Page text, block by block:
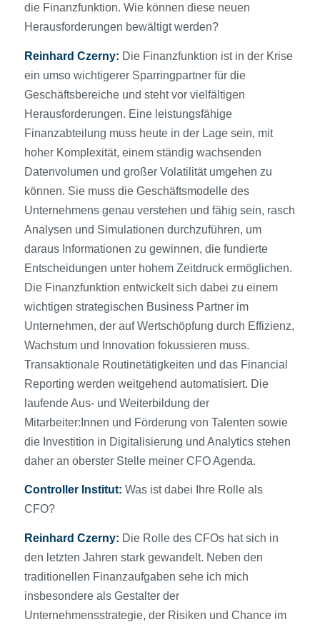
die Finanzfunktion. Wie können diese neuen
Herausforderungen bewältigt werden?
Reinhard Czerny: Die Finanzfunktion ist in der Krise
ein umso wichtigerer Sparringpartner für die
Geschäftsbereiche und steht vor vielfältigen
Herausforderungen. Eine leistungsfähige
Finanzabteilung muss heute in der Lage sein, mit
hoher Komplexität, einem ständig wachsenden
Datenvolumen und großer Volatilität umgehen zu
können. Sie muss die Geschäftsmodelle des
Unternehmens genau verstehen und fähig sein, rasch
Analysen und Simulationen durchzuführen, um
daraus Informationen zu gewinnen, die fundierte
Entscheidungen unter hohem Zeitdruck ermöglichen.
Die Finanzfunktion entwickelt sich dabei zu einem
wichtigen strategischen Business Partner im
Unternehmen, der auf Wertschöpfung durch Effizienz,
Wachstum und Innovation fokussieren muss.
Transaktionale Routinetätigkeiten und das Financial
Reporting werden weitgehend automatisiert. Die
laufende Aus- und Weiterbildung der
Mitarbeiter:Innen und Förderung von Talenten sowie
die Investition in Digitalisierung und Analytics stehen
daher an oberster Stelle meiner CFO Agenda.
Controller Institut: Was ist dabei Ihre Rolle als
CFO?
Reinhard Czerny: Die Rolle des CFOs hat sich in
den letzten Jahren stark gewandelt. Neben den
traditionellen Finanzaufgaben sehe ich mich
insbesondere als Gestalter der
Unternehmensstrategie, der Risiken und Chance im